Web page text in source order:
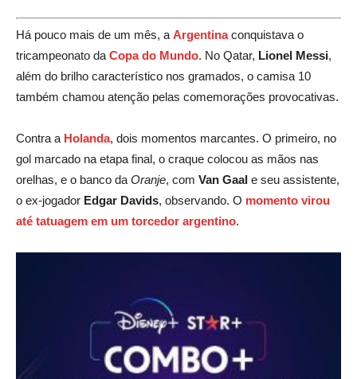
Há pouco mais de um mês, a Argentinaconquistava o
tricampeonato da Copa do Mundo. No Qatar, Lionel Messi,
além do brilho característico nos gramados, o camisa 10
também chamou atenção pelas comemorações provocativas.
Contra a Holanda, dois momentos marcantes. O primeiro, no
gol marcado na etapa final, o craque colocou as mãos nas
orelhas, e o banco da Oranje, com Van Gaal e seu assistente,
o ex-jogador Edgar Davids, observando. O momento virou
até tatuagem em um torcedor argentino.